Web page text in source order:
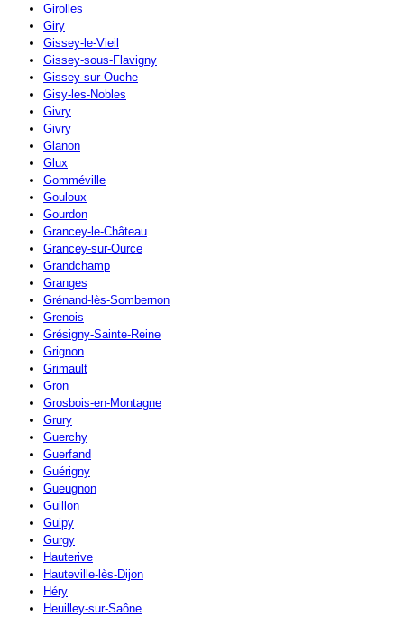
Girolles
Giry
Gissey-le-Vieil
Gissey-sous-Flavigny
Gissey-sur-Ouche
Gisy-les-Nobles
Givry
Givry
Glanon
Glux
Gomméville
Gouloux
Gourdon
Grancey-le-Château
Grancey-sur-Ource
Grandchamp
Granges
Grénand-lès-Sombernon
Grenois
Grésigny-Sainte-Reine
Grignon
Grimault
Gron
Grosbois-en-Montagne
Grury
Guerchy
Guerfand
Guérigny
Gueugnon
Guillon
Guipy
Gurgy
Hauterive
Hauteville-lès-Dijon
Héry
Heuilley-sur-Saône